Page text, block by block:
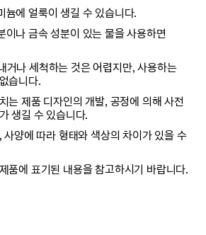
늄에 얼룩이 생길 수 있습니다.
이나 금속 성분이 있는 물을 사용하면
거나 세척하는 것은 어렵지만, 사용하는
습니다.
는 제품 디자인의 개발, 공정에 의해 사전
생길 수 있습니다.
사양에 따라 형태와 색상의 차이가 있을 수
품에 표기된 내용을 참고하시기 바랍니다.